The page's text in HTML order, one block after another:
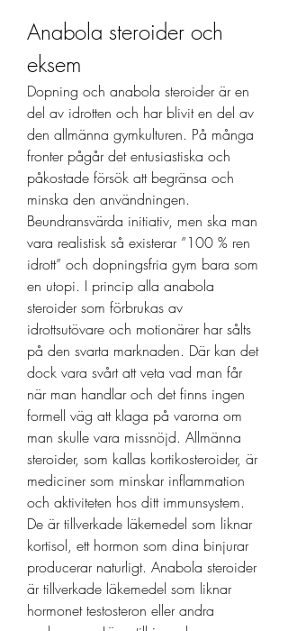
Anabola steroider och
eksem
Dopning och anabola steroider är en
del av idrotten och har blivit en del av
den allmänna gymkulturen. På många
fronter pågår det entusiastiska och
påkostade försök att begränsa och
minska den användningen.
Beundransvärda initiativ, men ska man
vara realistisk så existerar ”100 % ren
idrott” och dopningsfria gym bara som
en utopi. I princip alla anabola
steroider som förbrukas av
idrottsutövare och motionärer har sålts
på den svarta marknaden. Där kan det
dock vara svårt att veta vad man får
när man handlar och det finns ingen
formell väg att klaga på varorna om
man skulle vara missnöjd. Allmänna
steroider, som kallas kortikosteroider, är
mediciner som minskar inflammation
och aktiviteten hos ditt immunsystem.
De är tillverkade läkemedel som liknar
kortisol, ett hormon som dina binjurar
producerar naturligt. Anabola steroider
är tillverkade läkemedel som liknar
hormonet testosteron eller andra